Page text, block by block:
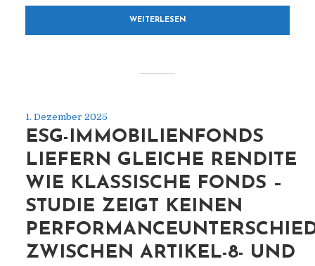
WEITERLESEN
1. Dezember 2025
ESG-IMMOBILIENFONDS
LIEFERN GLEICHE RENDITE
WIE KLASSISCHE FONDS –
STUDIE ZEIGT KEINEN
ZWISCHEN ARTIKEL-8- UND